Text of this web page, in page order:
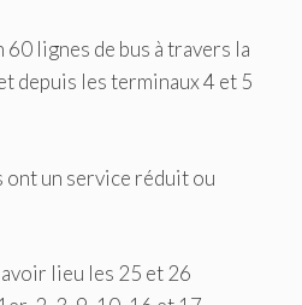
lignes de bus à travers la
depuis les terminaux 4 et 5
un service réduit ou
lieu les 25 et 26